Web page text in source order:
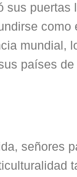
sus puertas
como
mundial,
países
señores